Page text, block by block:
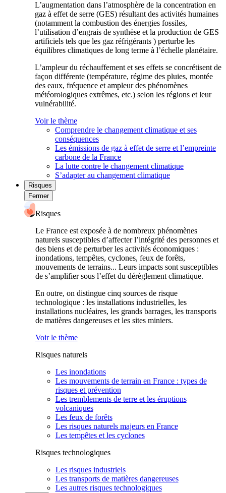
L’augmentation dans l’atmosphère de la concentration en
gaz à effet de serre (GES) résultant des activités humaines
(notamment la combustion des énergies fossiles,
l’utilisation d’engrais de synthèse et la production de GES
artificiels tels que les gaz réfrigérants ) perturbe les
équilibres climatiques de long terme à l’échelle planétaire.
L’ampleur du réchauffement et ses effets se concrétisent de
façon différente (température, régime des pluies, montée
des eaux, fréquence et ampleur des phénomènes
météorologiques extrêmes, etc.) selon les régions et leur
vulnérabilité.
Voir le thème
Comprendre le changement climatique et ses
conséquences
Les émissions de gaz à effet de serre et l’empreinte
carbone de la France
La lutte contre le changement climatique
S’adapter au changement climatique
Risques
Fermer
Risques
Le France est exposée à de nombreux phénomènes
naturels susceptibles d’affecter l’intégrité des personnes et
des biens et de perturber les activités économiques :
inondations, tempêtes, cyclones, feux de forêts,
mouvements de terrains... Leurs impacts sont susceptibles
de s’amplifier sous l’effet du dérèglement climatique.
En outre, on distingue cinq sources de risque
technologique : les installations industrielles, les
installations nucléaires, les grands barrages, les transports
de matières dangereuses et les sites miniers.
Voir le thème
Risques naturels
Les inondations
Les mouvements de terrain en France : types de
risques et prévention
Les tremblements de terre et les éruptions
volcaniques
Les feux de forêts
Les risques naturels majeurs en France
Les tempêtes et les cyclones
Risques technologiques
Les risques industriels
Les transports de matières dangereuses
Les autres risques technologiques